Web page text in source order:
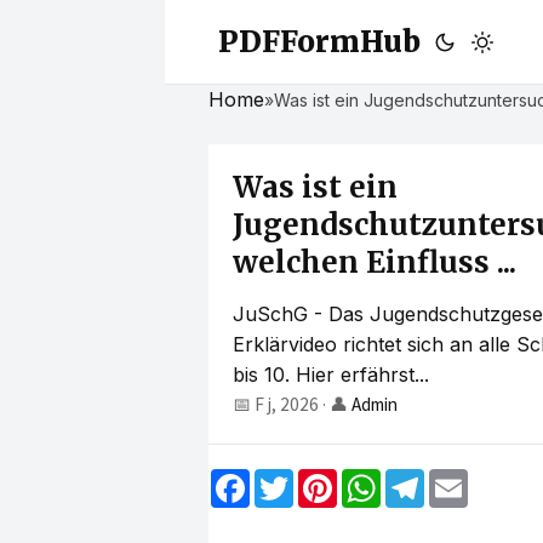
PDFFormHub
Home»Was ist ein
Was ist ein
welchen Einfluss ...
JuSchG - Das
Erklärvideo richtet sich an alle
bis 10. Hier erfährst...
📅 F j, 2026 · 👤 Admin
F
a
T
w
P
W
h
T
e